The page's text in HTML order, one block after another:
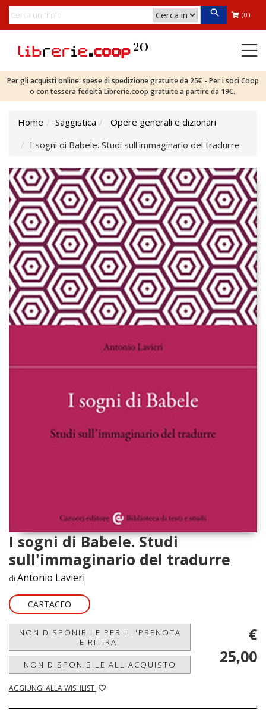
(0)
Per gli acquisti online: spese di spedizione gratuite da 25€ - Per i soci Coop
o con tessera fedeltà Librerie.coop gratuite a partire da 19€.
Home Saggistica
Opere generali e dizionari
I sogni di Babele. Studi sull'immaginario del tradurre
I sogni di Babele. Studi
sull'immaginario del tradurre
di Antonio Lavieri
CARTACEO
NON DISPONIBILE PER IL 'PRENOTA
E RITIRA'
NON DISPONIBILE ALL'ACQUISTO
AGGIUNGI ALLA WISHLIST
€
25,00